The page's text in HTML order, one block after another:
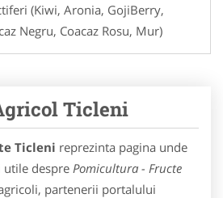
(Kiwi, Aronia, GojiBerry,
Negru, Coacaz Rosu, Mur)
Ticleni
Ticleni reprezinta pagina unde
despre Pomicultura - Fructe
partenerii portalului